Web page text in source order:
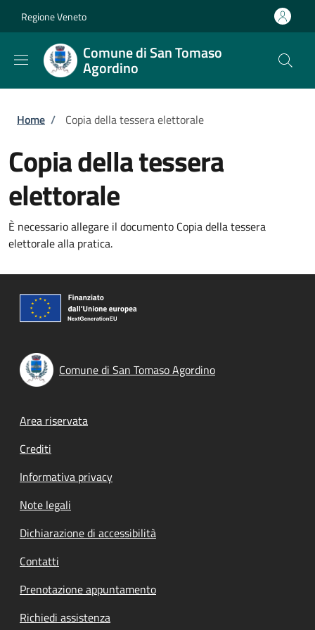
Regione Veneto
Comune di San Tomaso
Agordino
Briciole di pane
Home / Copia della tessera elettorale
Copia della tessera
elettorale
È necessario allegare il documento Copia della tessera
elettorale alla pratica.
Comune di San Tomaso Agordino
Footer menu
Area riservata
Crediti
Informativa privacy
Note legali
Dichiarazione di accessibilità
Contatti
Prenotazione appuntamento
Richiedi assistenza